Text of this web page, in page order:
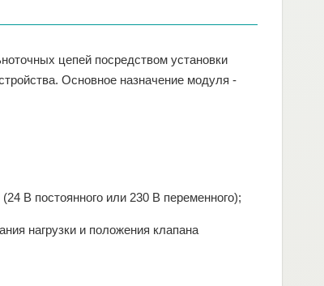
цепей посредством установки
Основное назначение модуля -
В постоянного или 230 В переменного);
нагрузки и положения клапана